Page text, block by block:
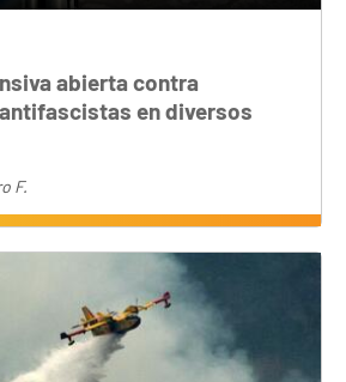
abierta contra
en diversos
F.